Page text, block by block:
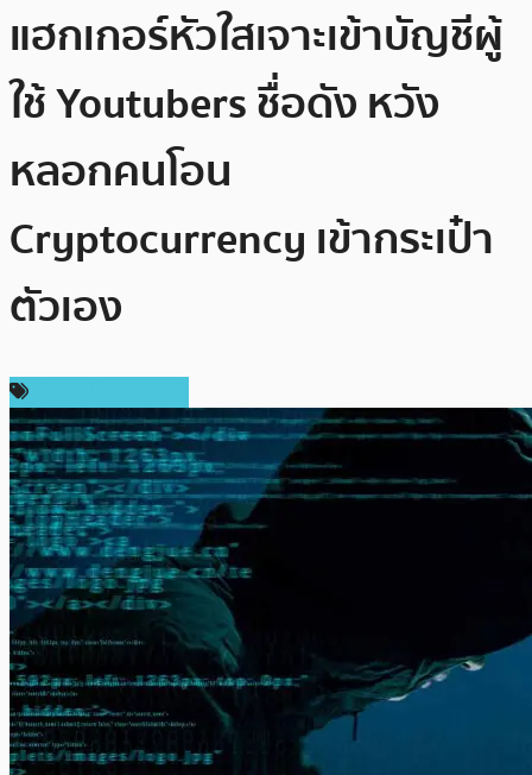
แฮกเกอร์หัวใสเจาะเข้าบัญชีผู้
ใช้ Youtubers ชื่อดัง หวัง
หลอกคนโอน
Cryptocurrency เข้ากระเป๋า
ตัวเอง